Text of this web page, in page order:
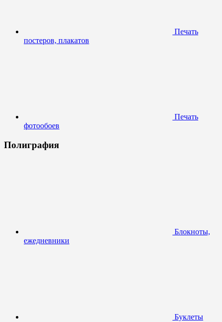
Печать
постеров, плакатов
Печать
фотообоев
Полиграфия
Блокноты,
ежедневники
Буклеты